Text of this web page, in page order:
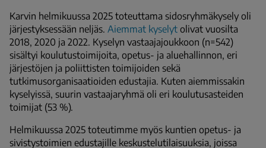
Karvin helmikuussa 2025 toteuttama sidosryhmäkysely oli
järjestyksessään neljäs. Aiemmat kyselyt olivat vuosilta
2018, 2020 ja 2022. Kyselyn vastaajajoukkoon (n=542)
sisältyi koulutustoimijoita, opetus- ja aluehallinnon, eri
järjestöjen ja poliittisten toimijoiden sekä
tutkimusorganisaatioiden edustajia. Kuten aiemmissakin
kyselyissä, suurin vastaajaryhmä oli eri koulutusasteiden
toimijat (53 %).
Helmikuussa 2025 toteutimme myös kuntien opetus- ja
sivistystoimien edustajille keskustelutilaisuuksia, joissa